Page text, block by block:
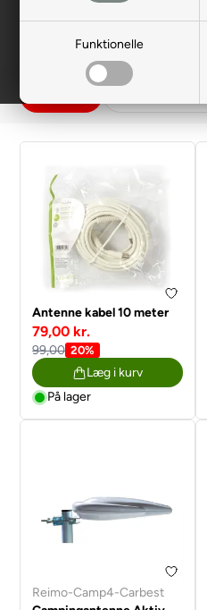
Funktionelle
Antenne kabel 10 meter
79,00 kr.
99,00 20%
Læg i kurv
På lager
Reimo-Camp4-Carbest